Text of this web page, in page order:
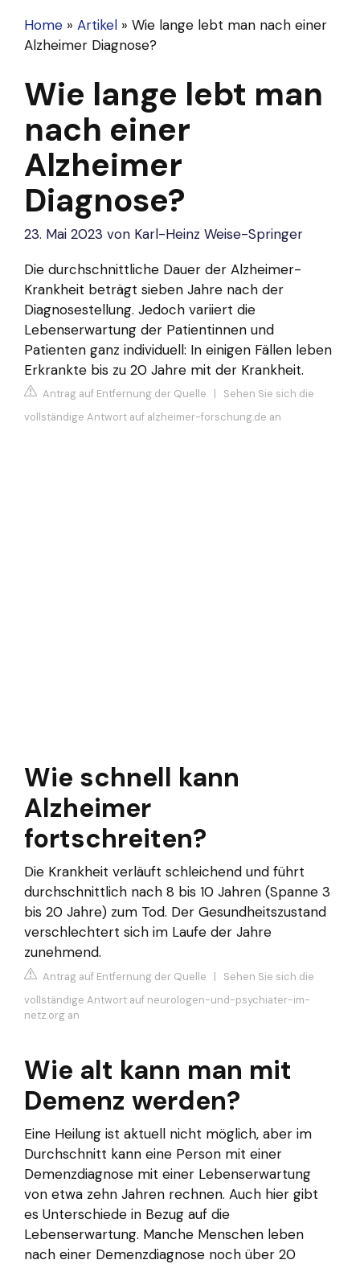
Home » Artikel » Wie lange lebt man nach einer
Alzheimer Diagnose?
Wie lange lebt man
nach einer
Alzheimer
Diagnose?
23. Mai 2023 von Karl-Heinz Weise-Springer
Die durchschnittliche Dauer der Alzheimer-
Krankheit beträgt sieben Jahre nach der
Diagnosestellung. Jedoch variiert die
Lebenserwartung der Patientinnen und
Patienten ganz individuell: In einigen Fällen leben
Erkrankte bis zu 20 Jahre mit der Krankheit.
Antrag auf Entfernung der Quelle | Sehen Sie sich die
vollständige Antwort auf alzheimer-forschung.de an
Wie schnell kann
Alzheimer
fortschreiten?
Die Krankheit verläuft schleichend und führt
durchschnittlich nach 8 bis 10 Jahren (Spanne 3
bis 20 Jahre) zum Tod. Der Gesundheitszustand
verschlechtert sich im Laufe der Jahre
zunehmend.
Antrag auf Entfernung der Quelle | Sehen Sie sich die
vollständige Antwort auf neurologen-und-psychiater-im-
netz.org an
Wie alt kann man mit
Demenz werden?
Eine Heilung ist aktuell nicht möglich, aber im
Durchschnitt kann eine Person mit einer
Demenzdiagnose mit einer Lebenserwartung
von etwa zehn Jahren rechnen. Auch hier gibt
es Unterschiede in Bezug auf die
Lebenserwartung. Manche Menschen leben
nach einer Demenzdiagnose noch über 20